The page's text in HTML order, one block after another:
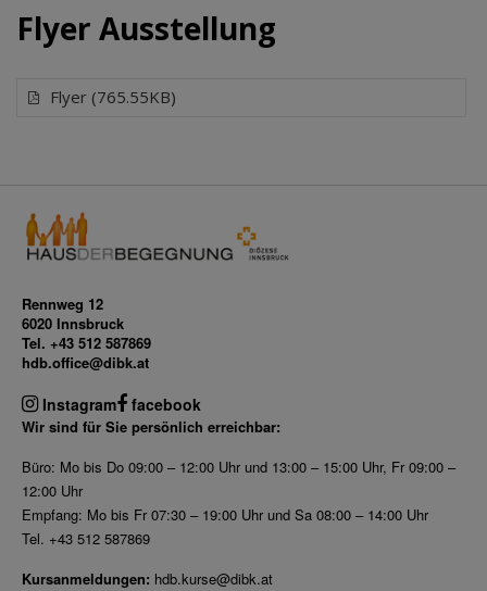
Flyer Ausstellung
Flyer (765.55KB)
Rennweg 12
6020 Innsbruck
Tel. +43 512 587869
hdb.office@dibk.at
Instagram facebook
Wir sind für Sie persönlich erreichbar:
Büro: Mo bis Do 09:00 – 12:00 Uhr und 13:00 – 15:00 Uhr, Fr 09:00 –
12:00 Uhr
Empfang: Mo bis Fr 07:30 – 19:00 Uhr und Sa 08:00 – 14:00 Uhr
Tel. +43 512 587869
Kursanmeldungen: hdb.kurse@dibk.at